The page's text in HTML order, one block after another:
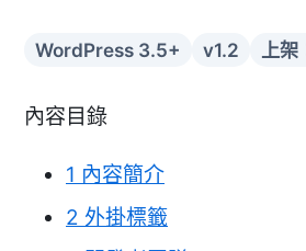
WordPress 3.5+ v1.2 上
內容目錄
1 內容簡介
2 外掛標籤